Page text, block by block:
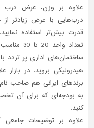
علاوه بر وزن، عرض درب
قدرت بیش‌تر استفاده
تعداد
ساختمان‌های اداری پر تردد
هیدرولیکی بروید. در
برندهای ایرانی هم صاحب
به بودجه‌ای که برای آن
کنید.
علاوه بر توضیحات